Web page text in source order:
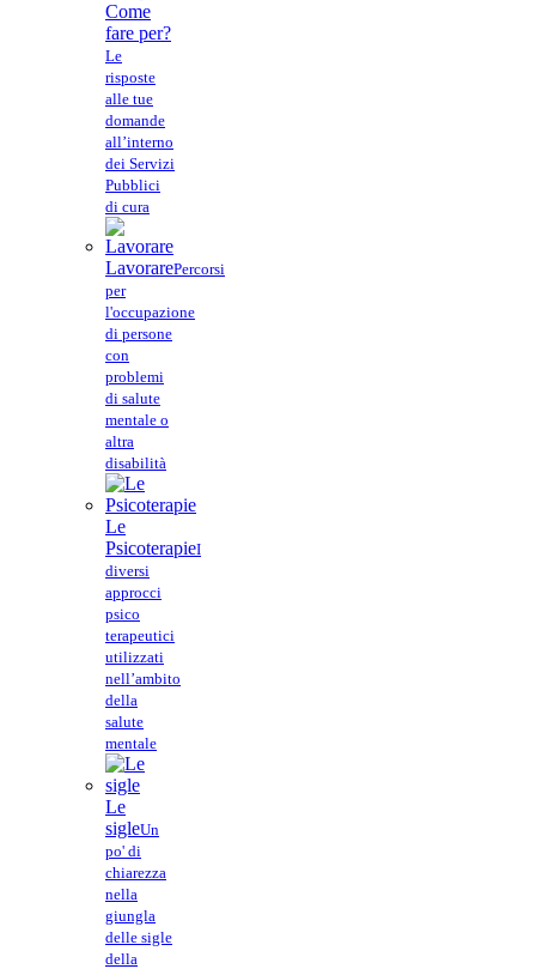
Come
fare per?
Le
risposte
alle tue
domande
all’interno
dei Servizi
Pubblici
di cura
LavorarePercorsi
per
l'occupazione
di persone
con
problemi
di salute
mentale o
altra
disabilità
Le
PsicoterapieI
diversi
approcci
psico
terapeutici
utilizzati
nell’ambito
della
salute
mentale
Le
sigleUn
po' di
chiarezza
nella
giungla
delle sigle
della